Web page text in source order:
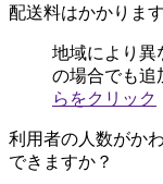
配送料はかかりま
地域により異
の場合でも追
らをクリック
利用者の人数がか
できますか？